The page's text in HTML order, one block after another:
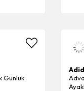
Günlük